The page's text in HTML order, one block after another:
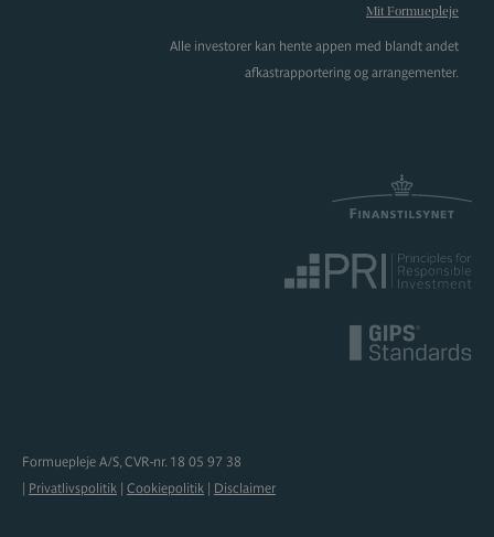
Mit Formuepleje
Alle investorer kan hente appen med blandt andet
afkastrapportering og arrangementer.
Formuepleje A/S, CVR-nr. 18 05 97 38
Privatlivspolitik Cookiepolitik Disclaimer